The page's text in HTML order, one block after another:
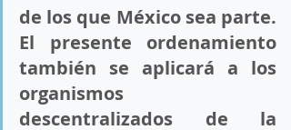
de los que México sea parte.
El presente ordenamiento
también se aplicará a los
organismos
descentralizados de la